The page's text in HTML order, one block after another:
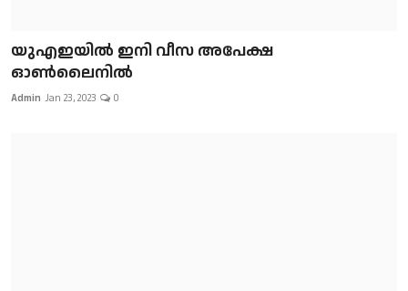
യുഎഇയിൽ ഇനി വീസ അപേക്ഷ
ഓൺലൈനിൽ
Admin Jan 23, 2023 0